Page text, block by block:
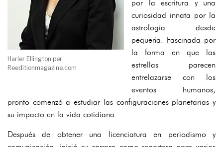
Harler Ellington per
Reeditionmagazine.com
por la escritura y una
curiosidad innata por la
astrología desde
pequeña. Fascinada por
la forma en que las
estrellas parecen
entrelazarse con los
eventos humanos,
pronto comenzó a estudiar las configuraciones planetarias y
su impacto en la vida cotidiana.
Después de obtener una licenciatura en periodismo y